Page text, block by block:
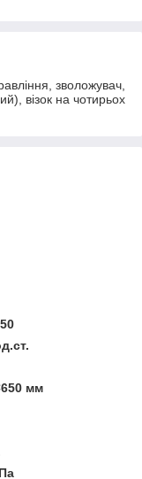
зволожувач,
візок на чотирьох
мм